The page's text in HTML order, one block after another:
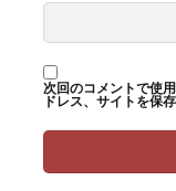
次回のコメントで使
ドレス、サイトを保存